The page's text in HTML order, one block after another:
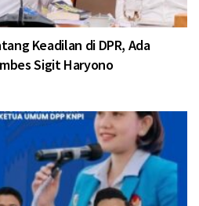
Keadilan di DPR, Ada
Sigit Haryono